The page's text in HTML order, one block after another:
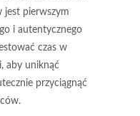
jest pierwszym
i autentycznego
czas w
aby uniknąć
przyciągnąć